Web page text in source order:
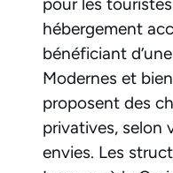
hébergement
bénéficiant
Modernes et
proposent des
privatives, selon
envies. Les